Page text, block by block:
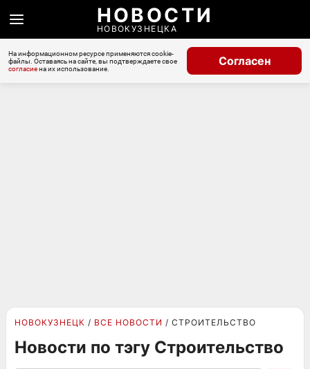
НОВОСТИ
НОВОКУЗНЕЦКА
На информационном ресурсе применяются cookie-
файлы. Оставаясь на сайте, вы подтверждаете свое
согласиена их использование.
Согласен
НОВОКУЗНЕЦК ВСЕ НОВОСТИ СТРОИТЕЛЬСТВО
Новости по тэгу Строительство